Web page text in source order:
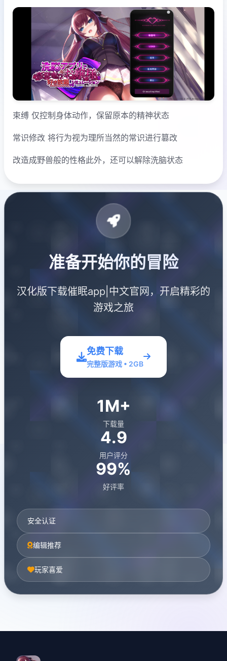
束缚 仅控制身体动作，保留原本的精神状态
常识修改 将行为视为理所当然的常识进行篡改
改造成野兽般的性格此外，还可以解除洗脑状态
准备开始你的冒险
汉化版下载催眠app|中文官网，开启精彩的
游戏之旅
免费下载
完整版游戏 • 2GB
1M+
下载量
4.9
用户评分
99%
好评率
安全认证
编辑推荐
玩家喜爱